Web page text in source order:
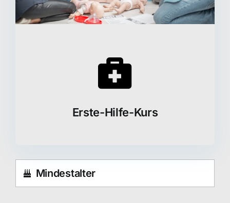
Erste-Hilfe-Kurs
Mindestalter